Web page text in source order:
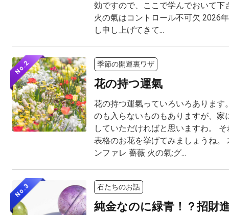
効ですので、ここで学んでおいて下
火の氣はコントロール不可欠 2026
し申し上げてきて...
No.2 季節の開運裏ワザ
花の持つ運氣
花の持つ運氣っていろいろあります
のも入らないものもありますが、家
していただければと思いますわ。
表格のお花を挙げてみましょうね。
ンファレ 薔薇 火の氣:グ...
No.3 石たちのお話
純金なのに緑青！？招財